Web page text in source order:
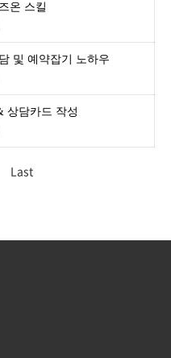
온 스킬
및 예약잡기 노하우
상담카드 작성
Last